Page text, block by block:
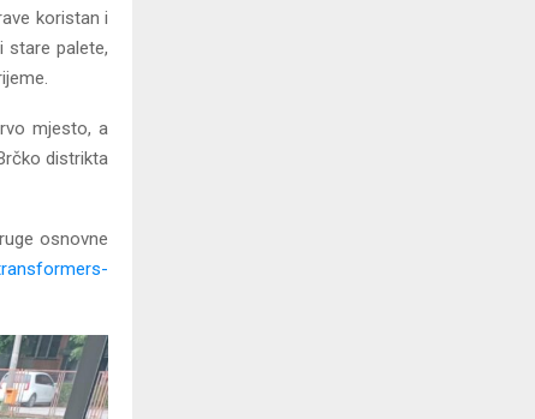
koristan i
stare palete,
mjesto, a
distrikta
osnovne